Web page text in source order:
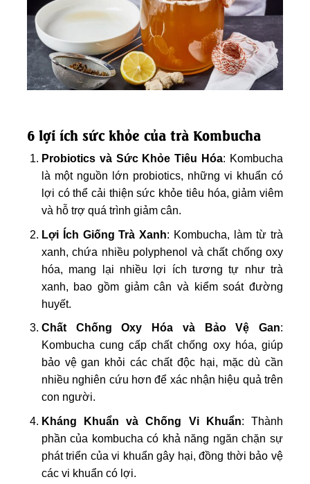
6 lợi ích sức khỏe của trà Kombucha
Probiotics và Sức Khỏe Tiêu Hóa: Kombucha
là một nguồn lớn probiotics, những vi khuẩn có
lợi có thể cải thiện sức khỏe tiêu hóa, giảm viêm
và hỗ trợ quá trình giảm cân.
Lợi Ích Giống Trà Xanh: Kombucha, làm từ trà
xanh, chứa nhiều polyphenol và chất chống oxy
hóa, mang lại nhiều lợi ích tương tự như trà
xanh, bao gồm giảm cân và kiểm soát đường
huyết.
Chất Chống Oxy Hóa và Bảo Vệ Gan:
Kombucha cung cấp chất chống oxy hóa, giúp
bảo vệ gan khỏi các chất độc hại, mặc dù cần
nhiều nghiên cứu hơn để xác nhận hiệu quả trên
con người.
Kháng Khuẩn và Chống Vi Khuẩn: Thành
phần của kombucha có khả năng ngăn chặn sự
phát triển của vi khuẩn gây hại, đồng thời bảo vệ
các vi khuẩn có lợi.